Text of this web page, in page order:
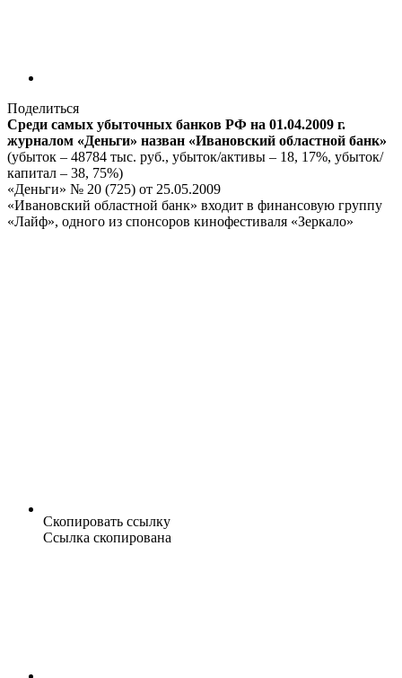
Поделиться
Среди самых убыточных банков РФ на 01.04.2009 г.
журналом «Деньги» назван «Ивановский областной банк»
(убыток – 48784 тыс. руб., убыток/активы – 18, 17%, убыток/
капитал – 38, 75%)
«Деньги» № 20 (725) от 25.05.2009
«Ивановский областной банк» входит в финансовую группу
«Лайф», одного из спонсоров кинофестиваля «Зеркало»
Скопировать ссылку
Ссылка скопирована